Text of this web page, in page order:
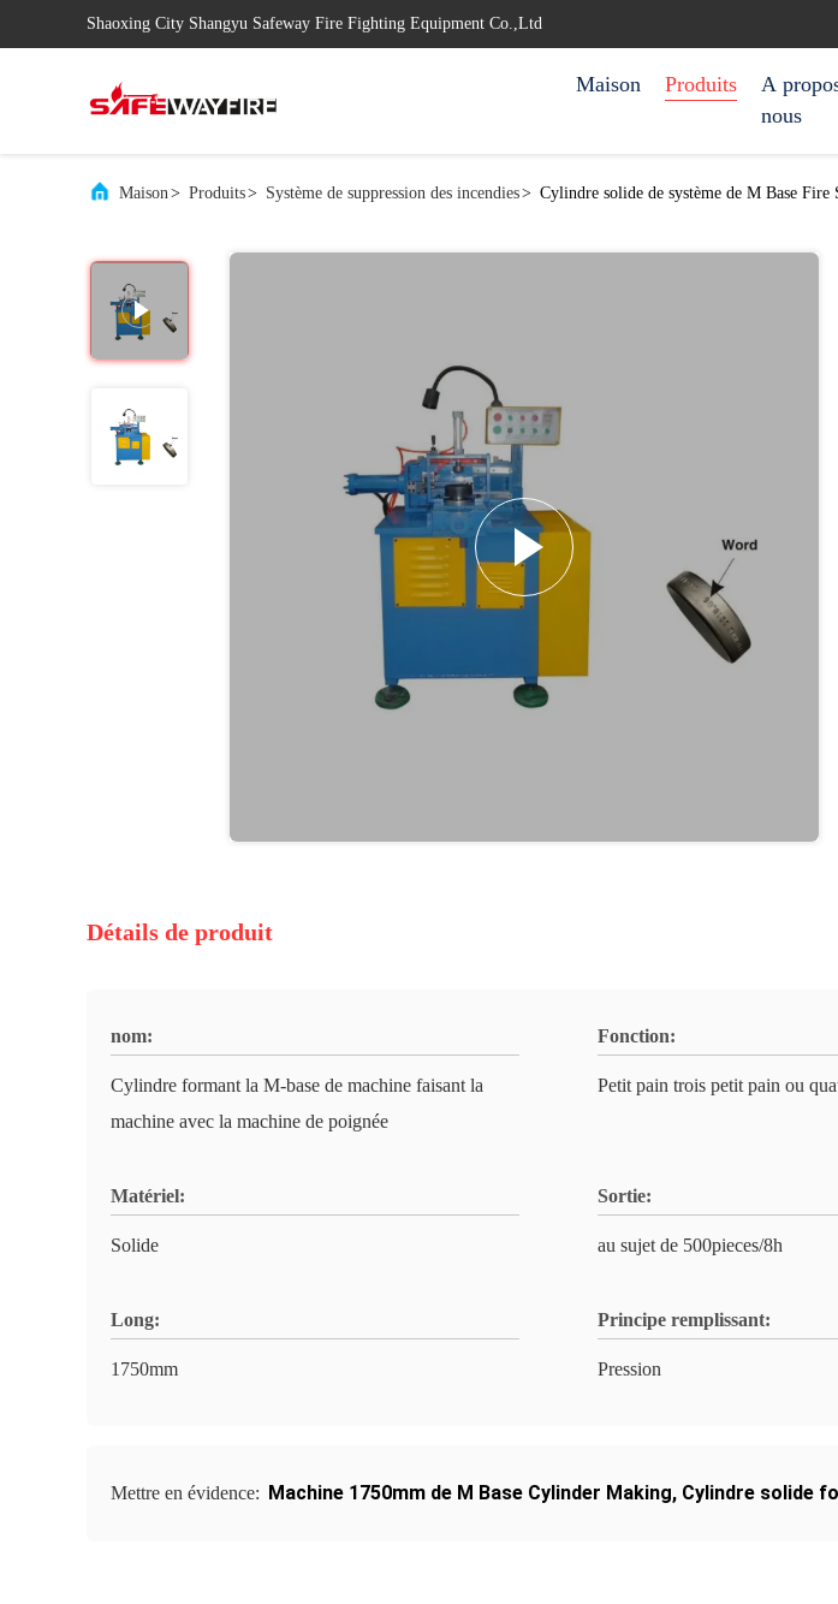
Shaoxing City Shangyu Safeway Fire Fighting Equipment Co.,Ltd
Maison Produits
A
nous
Maison> Produits> Système de suppression des incendies> Cylindre solide de système de M Base
Détails de produit
nom:
Cylindre formant la M-base de machine faisant la
machine avec la machine de poignée
Fonction:
Petit pain trois petit pain ou
Matériel:
Solide
Sortie:
au sujet de 500pieces/8h
Long:
1750mm
Principe remplissant:
Pression
Mettre en évidence: Machine 1750mm de M Base Cylinder Making, Cylindre solide